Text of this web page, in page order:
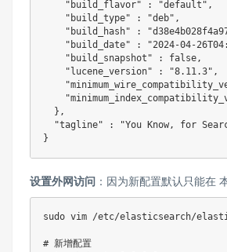
"build_flavor"
: "default" ,
"build_type"
: "deb" ,
"build_hash"
:
"build_date"
: "2024-04-
"build_snapshot"
:
false,
"lucene_version"
: "8.11.3" ,
} ,
"tagline"
:
"You Know, for
}
设置外网访问 ：因为新配置默认只能在
sudo vim /etc/elasticsearch/
# 新增配置